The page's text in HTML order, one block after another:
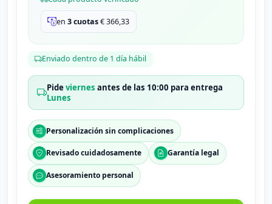
en3 cuotas€366,33
Enviado dentro de 1 día hábil
Pideviernes antes de las 10:00 para entrega
Lunes
Personalización sin complicaciones
Revisado cuidadosamente Garantía legal
Asesoramiento personal